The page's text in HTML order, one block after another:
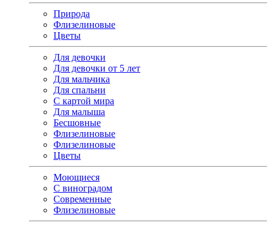
Природа
Флизелиновые
Цветы
Для девочки
Для девочки от 5 лет
Для мальчика
Для спальни
С картой мира
Для малыша
Бесшовные
Флизелиновые
Флизелиновые
Цветы
Моющиеся
С виноградом
Современные
Флизелиновые